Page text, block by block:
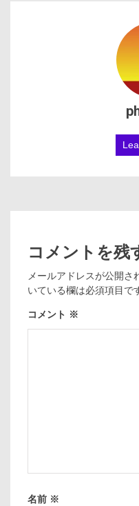
コメントを残
メールアドレスが公開さ
いている欄は必須項目で
コメント ※
名前 ※